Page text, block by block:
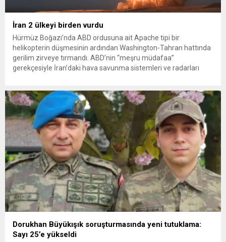
İran 2 ülkeyi birden vurdu
Hürmüz Boğazı’nda ABD ordusuna ait Apache tipi bir
helikopterin düşmesinin ardından Washington-Tahran hattında
gerilim zirveye tırmandı. ABD’nin “meşru müdafaa”
gerekçesiyle İran’daki hava savunma sistemleri ve radarları
yeni bir ABD saldırısına anında yanıt verileceğini duyurdu....
Dorukhan Büyükışık soruşturmasında yeni tutuklama:
Sayı 25’e yükseldi